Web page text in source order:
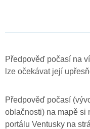
Předpověď počasí na
lze očekávat její
Předpověď počasí
oblačnosti) na mapě si
portálu Ventusky na